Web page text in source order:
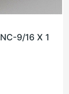
9/16 X 1